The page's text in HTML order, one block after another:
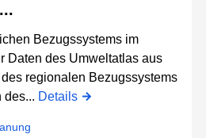
Bezugssystems im
Daten des Umweltatlas aus
regionalen Bezugssystems
des... Details